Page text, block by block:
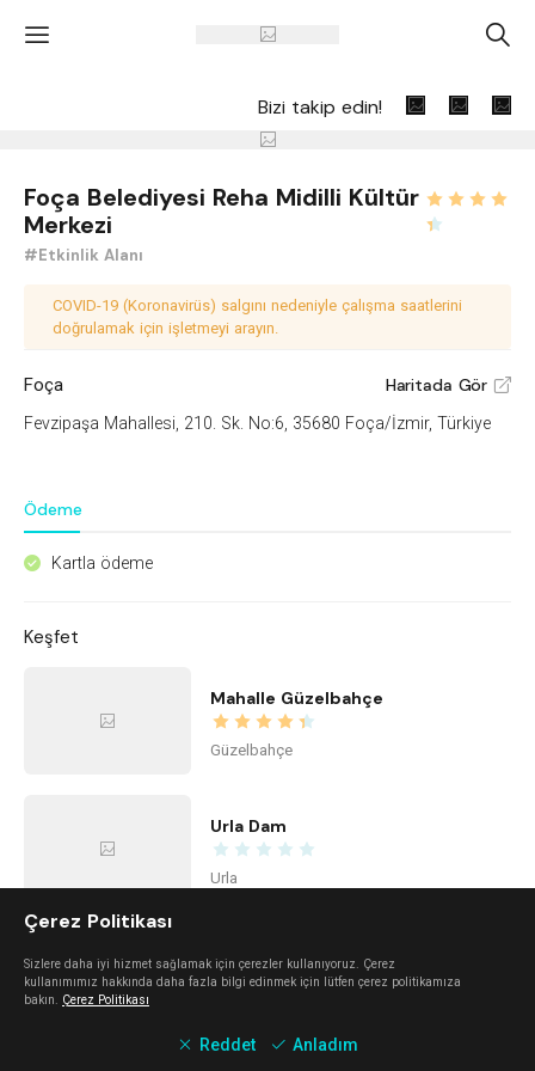
' A
Bizi takip edin!
Foça Belediyesi Reha Midilli Kültür
Merkezi
#Etkinlik Alanı
COVID-19 (Koronavirüs) salgını nedeniyle çalışma saatlerini
doğrulamak için işletmeyi arayın.
Foça Haritada Gör V
Fevzipaşa Mahallesi, 210. Sk. No:6, 35680 Foça/İzmir, Türkiye
Ödeme
^ Kartla ödeme
Keşfet
Mahalle Güzelbahçe
Güzelbahçe
Urla Dam
Urla
Mano Del Sol
Çerez Politikası
Sizlere daha iyi hizmet sağlamak için çerezler kullanıyoruz. Çerez
kullanımımız hakkında daha fazla bilgi edinmek için lütfen çerez politikamıza
bakın. Çerez Politikası
Reddet Anladım